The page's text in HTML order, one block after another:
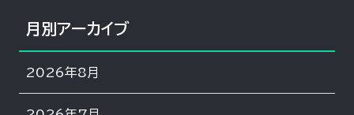
月別アーカイブ
2026年8月